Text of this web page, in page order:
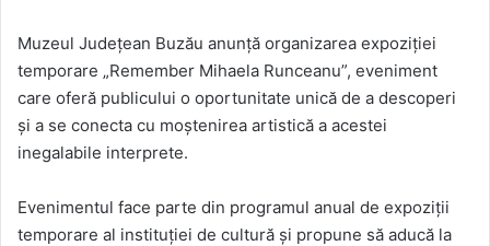
Muzeul Județean Buzău anunță organizarea expoziției
temporare „Remember Mihaela Runceanu”, eveniment
care oferă publicului o oportunitate unică de a descoperi
și a se conecta cu moștenirea artistică a acestei
inegalabile interprete.
Evenimentul face parte din programul anual de expoziții
temporare al instituției de cultură și propune să aducă la